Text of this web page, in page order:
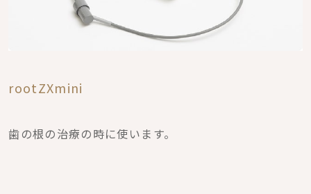
rootZXmini
歯の根の治療の時に使います。